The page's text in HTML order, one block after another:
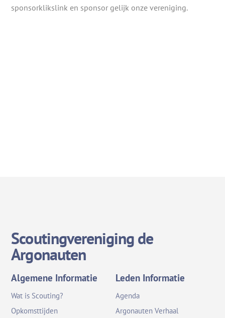
sponsorklikslink en sponsor gelijk onze vereniging.
Scoutingvereniging de
Argonauten
Algemene Informatie
Wat is Scouting?
Opkomsttijden
Leden Informatie
Agenda
Argonauten Verhaal